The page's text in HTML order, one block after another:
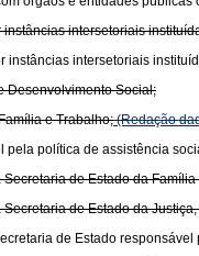
intersetoriais
intersetoriais
Desenvolvimento Social;
e Trabalho;(Redação
pela política de assistência
de Estado da
de Estado da
de Estado